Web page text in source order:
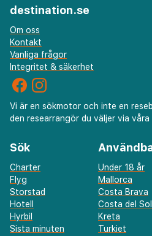
destination.se
Om oss
Kontakt
Vanliga frågor
Integritet & säkerhet
Vi är en sökmotor och inte en
den researrangör du väljer via våra
Sök
Charter
Flyg
Storstad
Hotell
Hyrbil
Sista minuten
Under 18 år
Mallorca
Costa Brava
Costa del Sol
Kreta
Turkiet